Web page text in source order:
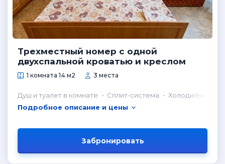
Трехместный номер с одной
двухспальной кроватью и креслом
1 комната 14 м2 3 места
Душ и туалет в комнате Сплит-система
Холодильник в
Подробное описание и цены
Забронировать